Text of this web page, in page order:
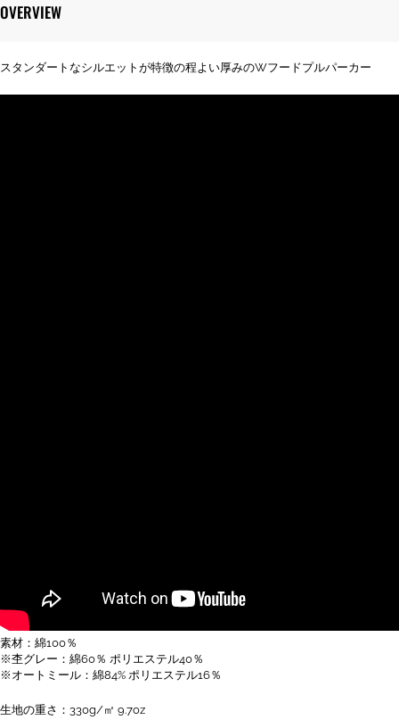
タ
ン
ダ
OVERVIEW
スタンダートなシルエットが特徴の程よい厚みのWフードプルパーカー
素材：綿100％
※杢グレー：綿60％ ポリエステル40％
※オートミール：綿84% ポリエステル16％
生地の重さ：330g/㎡ 9.7oz